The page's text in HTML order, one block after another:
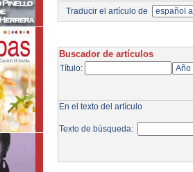
Traducir el artículo de
Buscador de artículos
Título:
En el texto del artículo
Texto de búsqueda: